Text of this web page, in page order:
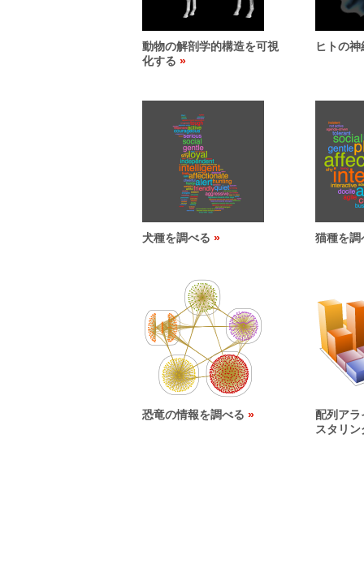
動物の解剖学的構造を可視
化する
ヒトの
犬種を調べる 猫種を調
恐竜の情報を調べる
配列アラ
スタリン